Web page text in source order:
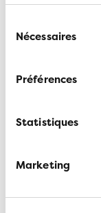
Nécessaires
Préférences
Statistiques
Marketing
Lea